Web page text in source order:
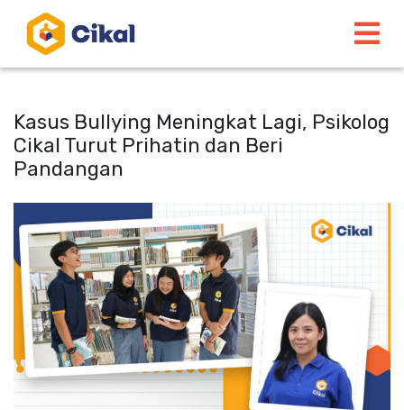
Kasus Bullying Meningkat Lagi, Psikolog
Cikal Turut Prihatin dan Beri
Pandangan